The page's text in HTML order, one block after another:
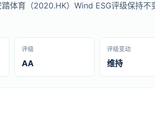
体育（2020.HK）Wind ESG评级保持不
评级
AA
评级变动
维持